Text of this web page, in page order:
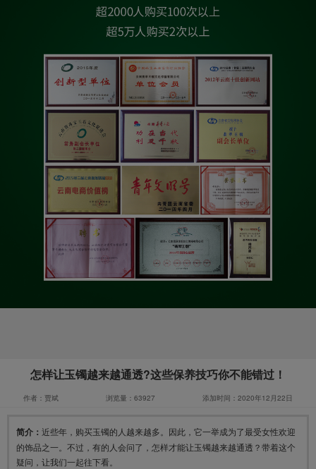
怎样让玉镯越来越通透?这些保养技巧你不能错过！
作者：贾斌 浏览量：63927 添加时间：2020年12月22日
简介： 近些年，购买玉镯的人越来越多。因此，它一举成为了最受女性欢迎
的饰品之一。不过，有的人会问了，怎样才能让玉镯越来越通透？带着这个
疑问，让我们一起往下看。